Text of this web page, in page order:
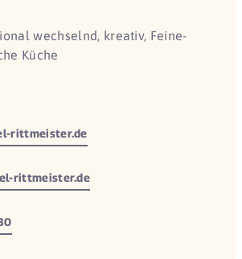
wechselnd, kreativ, Feine-
Küche
rittmeister.de
rittmeister.de